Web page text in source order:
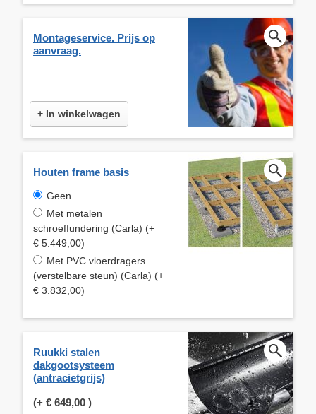
Montageservice. Prijs op
aanvraag.
+ In winkelwagen
Houten frame basis
Geen
Met metalen
schroeffundering (Carla) (+
€ 5.449,00)
Met PVC vloerdragers
(verstelbare steun) (Carla) (+
€ 3.832,00)
Ruukki stalen
dakgootsysteem
(antracietgrijs)
(+ € 649,00 )